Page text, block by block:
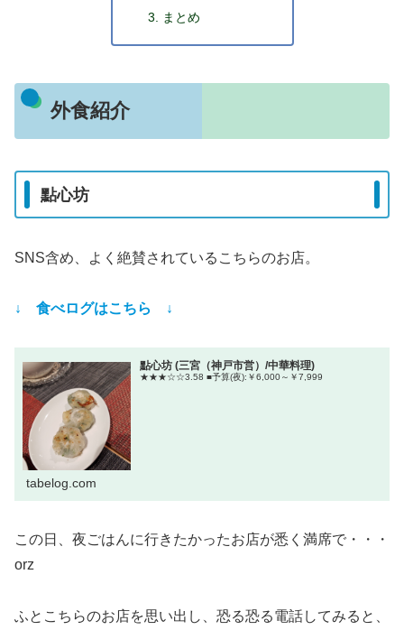
まとめ
外食紹介
點心坊
SNS含め、よく絶賛されているこちらのお店。
↓ 食べログはこちら ↓
點心坊 (三宮（神戸市営）/中華料理)
★★★☆☆3.58 ■予算(夜):￥6,000～￥7,999
tabelog.com
この日、夜ごはんに行きたかったお店が悉く満席で・・・
orz
ふとこちらのお店を思い出し、恐る恐る電話してみると、